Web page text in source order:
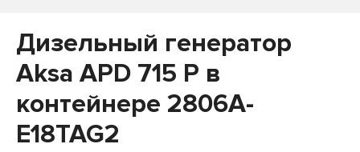
Продукция
Клиентам
Дизельный генератор
Aksa APD 715 P в
контейнере 2806A-
E18TAG2